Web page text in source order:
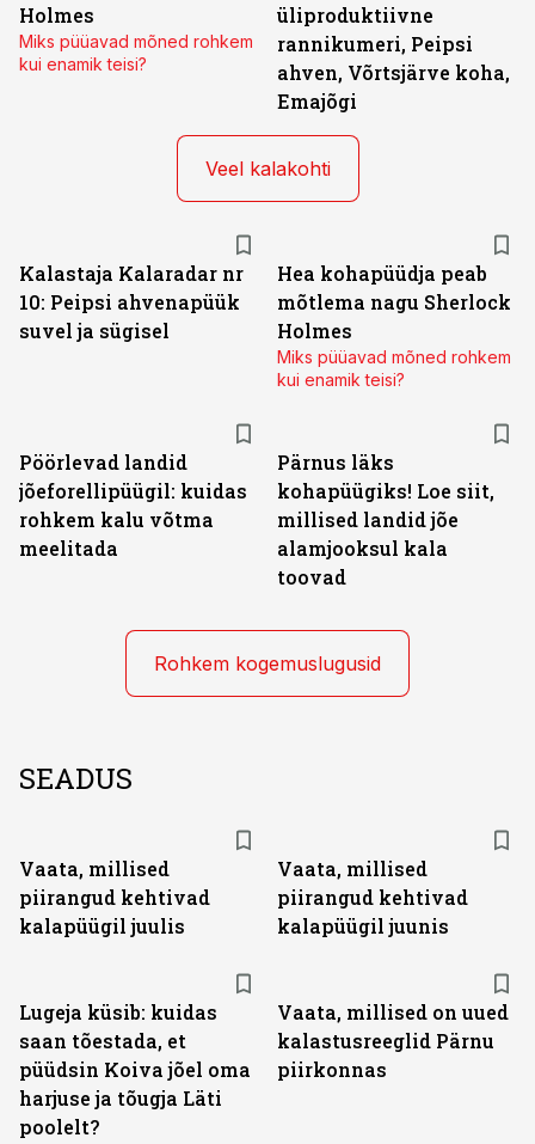
Holmes
Miks püüavad mõned rohkem
kui enamik teisi?
üliproduktiivne
rannikumeri, Peipsi
ahven, Võrtsjärve koha,
Emajõgi
Veel kalakohti
Kalastaja Kalaradar nr
10: Peipsi ahvenapüük
suvel ja sügisel
Hea kohapüüdja peab
mõtlema nagu Sherlock
Holmes
Miks püüavad mõned rohkem
kui enamik teisi?
Pöörlevad landid
jõeforellipüügil: kuidas
rohkem kalu võtma
meelitada
Pärnus läks
kohapüügiks! Loe siit,
millised landid jõe
alamjooksul kala
toovad
Rohkem kogemuslugusid
SEADUS
Vaata, millised
piirangud kehtivad
kalapüügil juulis
Vaata, millised
piirangud kehtivad
kalapüügil juunis
Lugeja küsib: kuidas
saan tõestada, et
püüdsin Koiva jõel oma
harjuse ja tõugja Läti
poolelt?
Vaata, millised on uued
kalastusreeglid Pärnu
piirkonnas